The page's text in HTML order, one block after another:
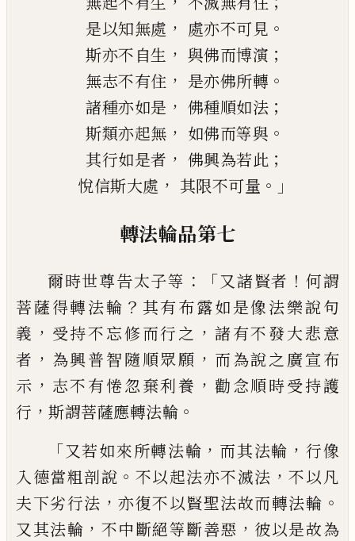
是以知無處 ， 處亦不可見 。
斯亦不自生 ， 與佛而博演 ；
無志不有住 ， 是亦佛所轉 。
諸種亦如是 ， 佛種順如法 ；
斯類亦起無 ， 如佛而等與 。
其行如是者 ， 佛興為若此 ；
悅信斯大處 ， 其限不可量 。」
轉法輪品第七
爾時世尊告太子等 ：「又諸賢者 ！ 何謂
菩薩得轉法輪 ？ 其有布露如是像法樂說句
義 ， 受持不忘修而行之 ， 諸有不發大悲意
者 ， 為興普智隨順眾願 ， 而為說之廣宣布
示 ， 志不有惓忽棄利養 ， 勸念順時受持護
行 ， 斯謂菩薩應轉法輪 。
「又若如來所轉法輪 ， 而其法輪 ， 行像
入德當粗剖說 。 不以起法亦不滅法 ，不以凡
夫下劣行法 ，亦復不以賢聖法故而轉法輪 。
又其法輪 ， 不中斷絕等斷善惡 ， 彼以是故為